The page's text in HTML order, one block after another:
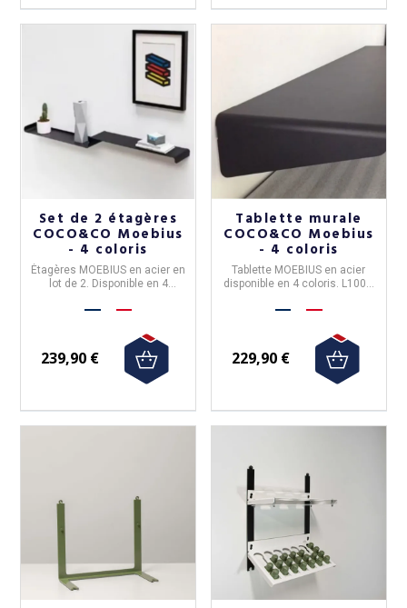
Set de 2 étagères
COCO&CO Moebius
- 4 coloris
Étagères MOEBIUS en acier en
lot de 2. Disponible en 4
239,90 €
Tablette murale
COCO&CO Moebius
- 4 coloris
Tablette MOEBIUS en acier
disponible en 4 coloris . L100 x
229,90 €